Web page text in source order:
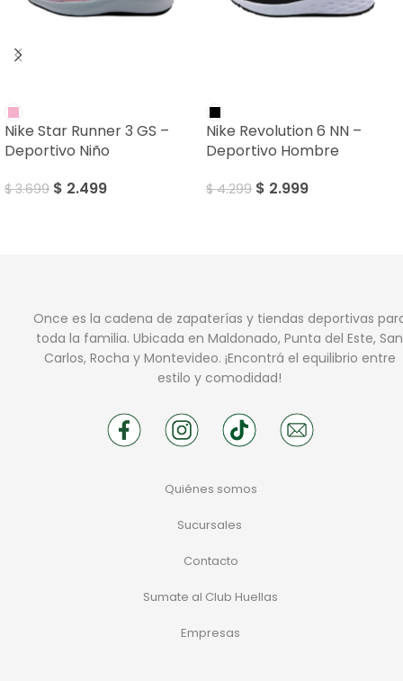
Nike Star Runner 3 GS –
Deportivo Niño
$3.699 $ 2.499
Nike Revolution 6 NN –
Deportivo Hombre
$4.299 $ 2.999
Once es la cadena de zapaterías y tiendas deportivas
toda la familia. Ubicada en Maldonado, Punta del Este, San
Carlos, Rocha y Montevideo. ¡Encontrá el equilibrio entre
estilo y comodidad!
Quiénes somos
Sucursales
Contacto
Sumate al Club Huellas
Empresas